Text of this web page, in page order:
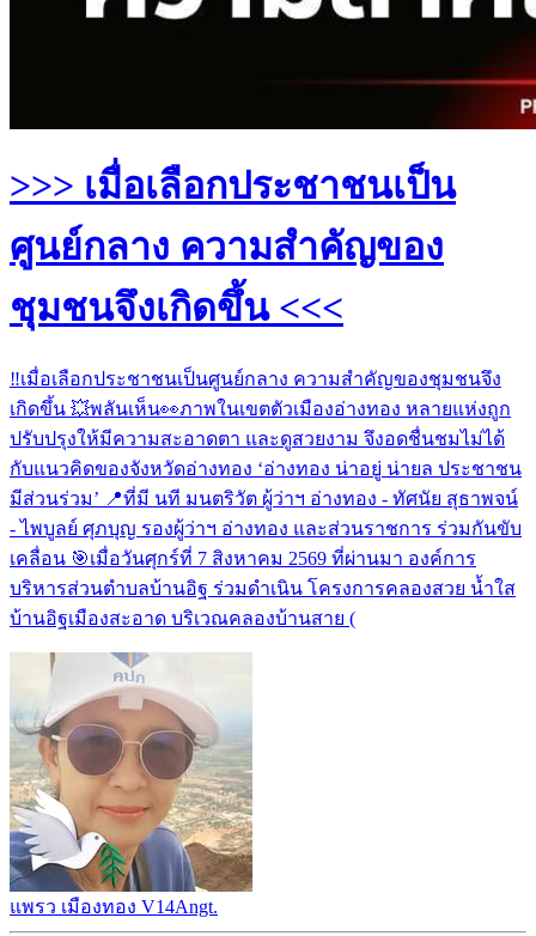
>>> เมื่อเลือกประชาชนเป็น
ศูนย์กลาง ความสำคัญของ
ชุมชนจึงเกิดขึ้น <<<
‼️เมื่อเลือกประชาชนเป็นศูนย์กลาง ความสำคัญของชุมชนจึง
เกิดขึ้น 💥พลันเห็น👀ภาพในเขตตัวเมืองอ่างทอง หลายแห่งถูก
ปรับปรุงให้มีความสะอาดตา และดูสวยงาม จึงอดชื่นชมไม่ได้
กับแนวคิดของจังหวัดอ่างทอง ‘อ่างทอง น่าอยู่ น่ายล ประชาชน
มีส่วนร่วม’ 📍ที่มี นที มนตริวัต ผู้ว่าฯ อ่างทอง - ทัศนัย สุธาพจน์
- ไพบูลย์ ศุภบุญ รองผู้ว่าฯ อ่างทอง และส่วนราชการ ร่วมกันขับ
เคลื่อน 🎯เมื่อวันศุกร์ที่ 7 สิงหาคม 2569 ที่ผ่านมา องค์การ
บริหารส่วนตำบลบ้านอิฐ ร่วมดำเนิน โครงการคลองสวย น้ำใส
บ้านอิฐเมืองสะอาด บริเวณคลองบ้านสาย (
แพรว เมืองทอง V14Angt.